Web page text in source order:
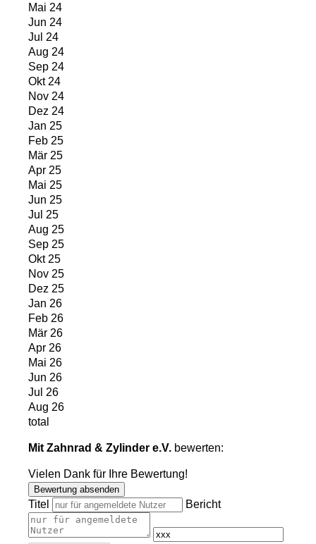
Mai 24
Jun 24
Jul 24
Aug 24
Sep 24
Okt 24
Nov 24
Dez 24
Jan 25
Feb 25
Mär 25
Apr 25
Mai 25
Jun 25
Jul 25
Aug 25
Sep 25
Okt 25
Nov 25
Dez 25
Jan 26
Feb 26
Mär 26
Apr 26
Mai 26
Jun 26
Jul 26
Aug 26
total
Mit Zahnrad & Zylinder e.V. bewerten:
Vielen Dank für Ihre Bewertung!
Bewertung absenden
Titel Bericht